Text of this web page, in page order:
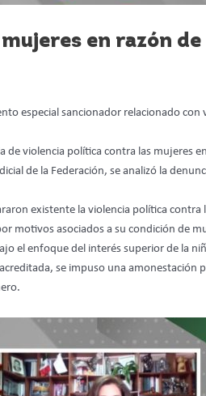
en razón de
especial sancionador relacionado
violencia política contra las mujeres
de la Federación, se analizó la
existente la violencia política
motivos asociados a su condición de
el enfoque del interés superior de la
se impuso una amonestación